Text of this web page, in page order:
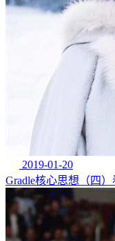
2019-01-20
Gradle核心思想（四